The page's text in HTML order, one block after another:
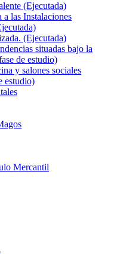
(Ejecutada)
a las Instalaciones
(Ejecutada)
situadas bajo la
de estudio)
y salones sociales
estudio)
Mercantil